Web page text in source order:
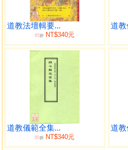
陳仲遠所輯科書有所缺失，後來的
一些抄本科書。本叢集缺乏總目，
代不同、傳本不一，但其編寫格式
派齋醮科書之集成（個別屬於正一
制》），對於研究全真派齋醮科儀
叢書集收入《藏外道書》第十三、
道教法壇輯要...
85折 NT$340元
道教
道教儀範全集...
85折 NT$340元
道教